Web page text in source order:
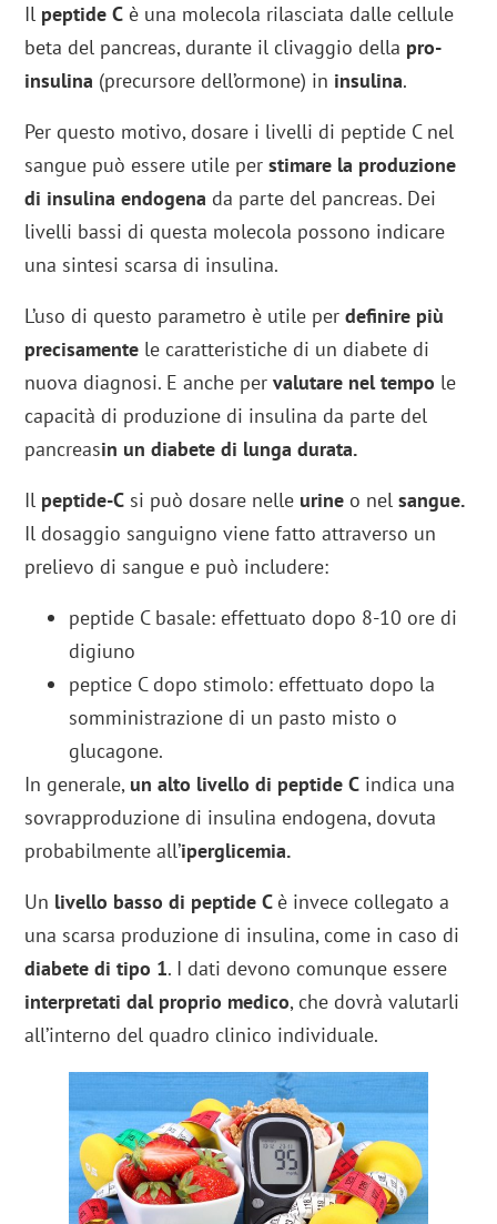
Il peptide C è una molecola rilasciata dalle cellule
beta del pancreas, durante il clivaggio della pro-
insulina (precursore dell’ormone) in insulina.
Per questo motivo, dosare i livelli di peptide C nel
sangue può essere utile perstimare la produzione
di insulina endogena da parte del pancreas. Dei
livelli bassi di questa molecola possono indicare
una sintesi scarsa di insulina.
L’uso di questo parametro è utile perdefinire più
precisamente le caratteristiche di un diabete di
nuova diagnosi. E anche pervalutare nel tempo le
capacità di produzione di insulina da parte del
pancreasin un diabete di lunga durata.
Il peptide-C si può dosare nelle urine o nelsangue.
Il dosaggio sanguigno viene fatto attraverso un
prelievo di sangue e può includere:
peptide C basale: effettuato dopo 8-10 ore di
digiuno
peptice C dopo stimolo: effettuato dopo la
somministrazione di un pasto misto o
glucagone.
In generale, un alto livello di peptide C indica una
sovrapproduzione di insulina endogena, dovuta
probabilmente all’iperglicemia.
Un livello basso di peptide C è invece collegato a
una scarsa produzione di insulina, come in caso di
diabete di tipo 1. I dati devono comunque essere
interpretati dal proprio medico, che dovrà valutarli
all’interno del quadro clinico individuale.